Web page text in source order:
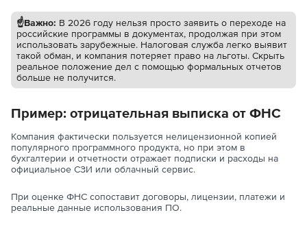
☝️Важно: В 2026 году нельзя просто заявить о переходе на
российские программы в документах, продолжая при этом
использовать зарубежные. Налоговая служба легко выявит
такой обман, и компания потеряет право на льготы. Скрыть
реальное положение дел с помощью формальных отчетов
больше не получится.
Пример: отрицательная выписка от ФНС
Компания фактически пользуется нелицензионной копией
популярного программного продукта, но при этом в
бухгалтерии и отчетности отражает подписки и расходы на
официальное СЗИ или облачный сервис.
При оценке ФНС сопоставит договоры, лицензии, платежи и
реальные данные использования ПО.